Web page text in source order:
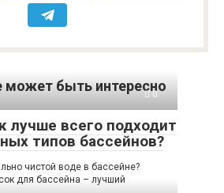
может быть интересно
0
лучше всего подходит
типов бассейнов?
чистой воде в бассейне?
для бассейна – лучший